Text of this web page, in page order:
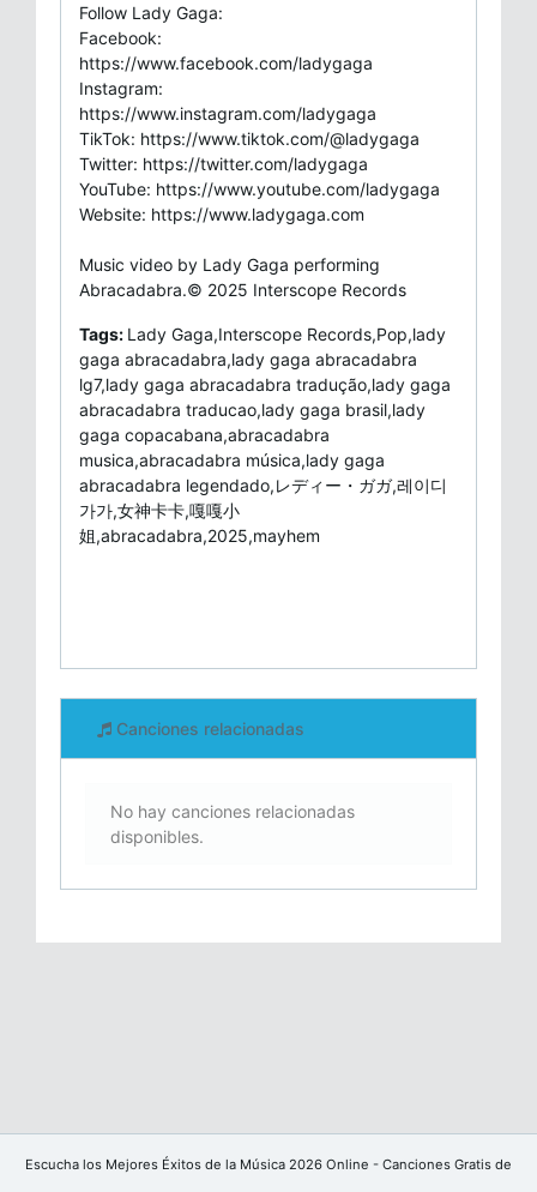
Follow Lady Gaga:
Facebook:
https://www.facebook.com/ladygaga
Instagram:
https://www.instagram.com/ladygaga
TikTok: https://www.tiktok.com/@ladygaga
Twitter: https://twitter.com/ladygaga
YouTube: https://www.youtube.com/ladygaga
Website: https://www.ladygaga.com
Music video by Lady Gaga performing
Abracadabra.© 2025 Interscope Records
Tags: Lady Gaga,Interscope Records,Pop,lady
gaga abracadabra,lady gaga abracadabra
lg7,lady gaga abracadabra tradução,lady gaga
abracadabra traducao,lady gaga brasil,lady
gaga copacabana,abracadabra
musica,abracadabra música,lady gaga
abracadabra legendado,レディー・ガガ,레이디
가가,女神卡卡,嘎嘎小
姐,abracadabra,2025,mayhem
Canciones relacionadas
No hay canciones relacionadas
disponibles.
Escucha los Mejores Éxitos de la Música 2026 Online - Canciones Gratis de